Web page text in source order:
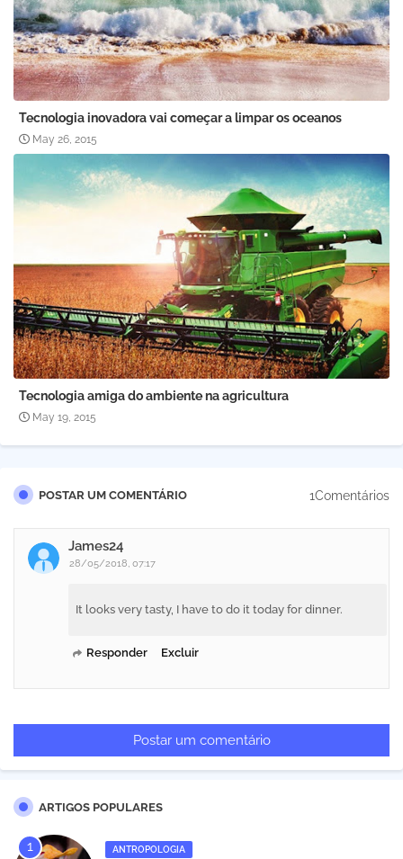
Tecnologia inovadora vai começar a limpar os oceanos
May 26, 2015
Tecnologia amiga do ambiente na agricultura
May 19, 2015
POSTAR UM COMENTÁRIO 1Comentários
James24
28/05/2018, 07:17
It looks very tasty, I have to do it today for dinner.
Responder Excluir
Postar um comentário
ARTIGOS POPULARES
ANTROPOLOGIA